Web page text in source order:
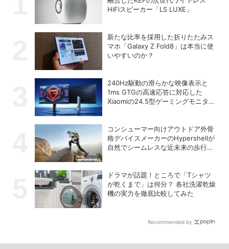
HiFiスピーカー「LS LUXE」
新たな比率を採用した折りたたみス
マホ「Galaxy Z Fold8」は本当に使
いやすいのか？
240Hz駆動の滑らかな映像表示と
1ms GTGの高速応答に対応した
Xiaomiの24.5型ゲーミングモニター
コンシューマー向けアウトドア外骨
格デバイスメーカーのHypershellが
自然でシームレスな近未来の歩行体
ドラマが話題！ところで「Tシャツ
が乾くまで」は何分？ 各社洗濯乾燥
機の実力を徹底比較してみた
Recommended by